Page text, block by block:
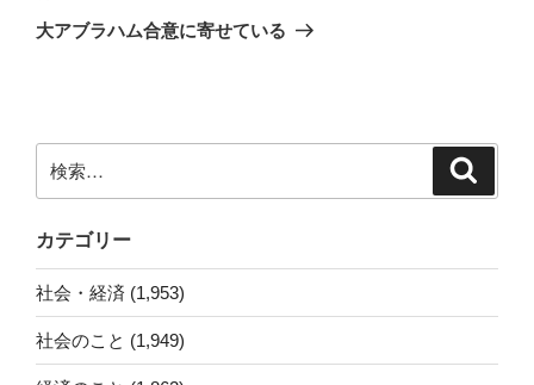
ゲ
ン
の
大アブラハム合意に寄せている
索:
カテゴリー
社会・経済 (1,953)
社会のこと (1,949)